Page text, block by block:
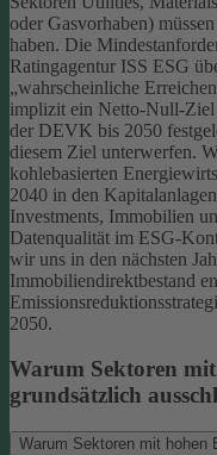
oder Gasvorhaben)
haben. Die
Ratingagentur ISS ESG
„wahrscheinliche
implizit ein Netto-Null-Ziel
der DEVK bis 2050
diesem Ziel unterwerfen.
kohlebasierten
2040 in den
Investments, Immobilien
Datenqualität im ESG-
wir uns in den nächsten
Immobiliendirektbestand
2050.
Warum Sektoren
grundsätzlich
Warum Sektoren mit hohen